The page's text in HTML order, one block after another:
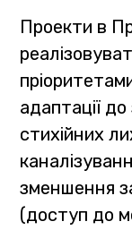
Проекти в
адаптації до
стихійних
зменшення
(доступ до